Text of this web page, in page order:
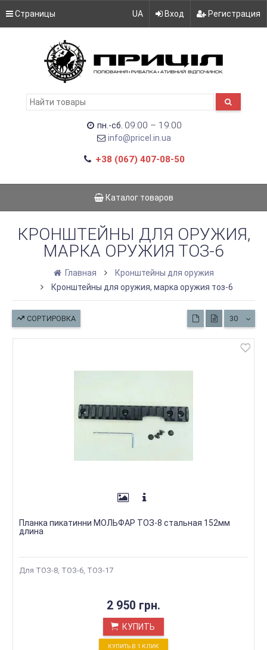
Страницы UA Вход Регистрация
пн.-сб. 09:00 – 19:00
info@pricel.in.ua
+38 (067) 407-08-50
Каталог товаров
КРОНШТЕЙНЫ ДЛЯ ОРУЖИЯ,
МАРКА ОРУЖИЯ ТОЗ-6
Главная
Кронштейны для оружия
Кронштейны для оружия, марка оружия тоз-6
СОРТИРОВКА 30
Планка пикатинни МОЛЬФАР ТОЗ-8 стальная 152мм
длина
Для ТОЗ-8, ТОЗ-6, ТОЗ-17
2 950 грн.
КУПИТЬ
КУПИТЬ В 1 КЛИК